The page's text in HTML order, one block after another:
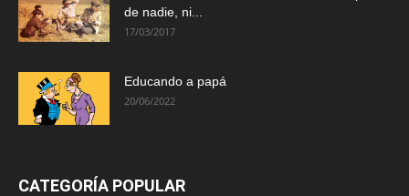
de nadie, ni...
17/03/2017
Educando a papá
20/06/2022
CATEGORÍA POPULAR